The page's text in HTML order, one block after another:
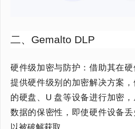
二、Gemalto DLP
硬件级加密与防护：借助其在硬
提供硬件级别的加密解决方案
的硬盘、U 盘等设备进行加密
数据的保密性，即使硬件设备